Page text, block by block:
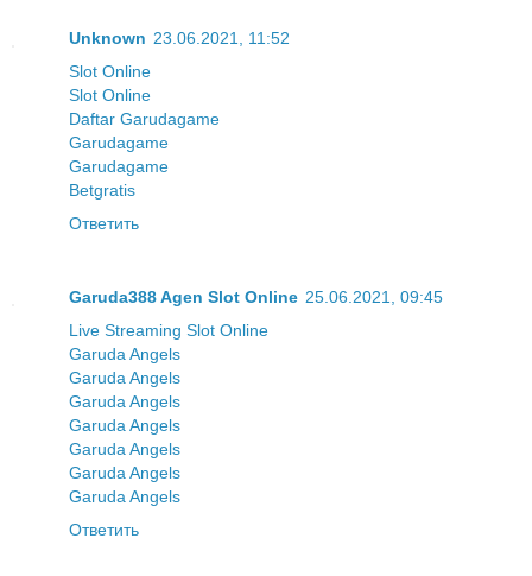
Unknown 23.06.2021, 11:52
Slot Online
Slot Online
Daftar Garudagame
Garudagame
Garudagame
Betgratis
Ответить
Garuda388 Agen Slot Online 25.06.2021, 09:45
Live Streaming Slot Online
Garuda Angels
Garuda Angels
Garuda Angels
Garuda Angels
Garuda Angels
Garuda Angels
Garuda Angels
Ответить